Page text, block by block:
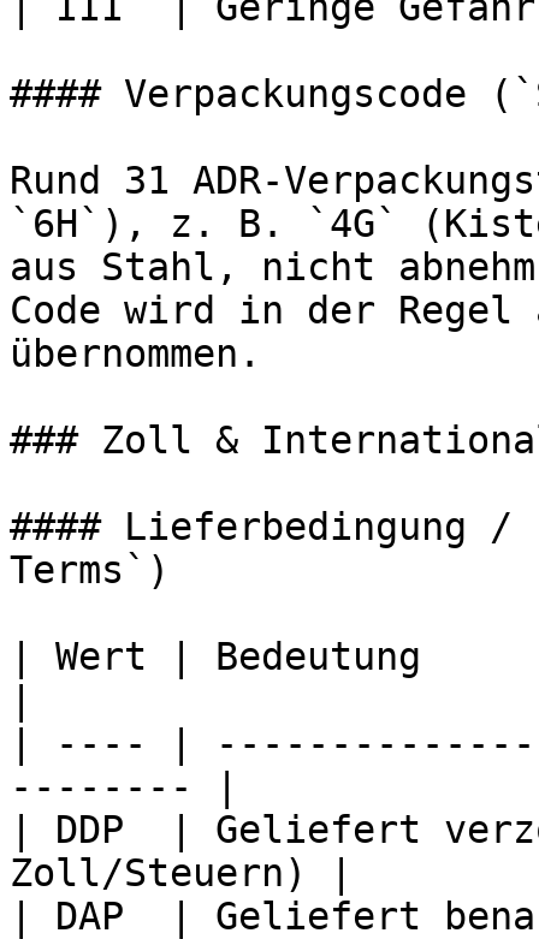
#### Verpackungscode
Rund 31 ADR-
`6H`), z. B. `4G`
aus Stahl, nicht
Code wird in der Regel
übernommen.
### Zoll &
#### Lieferbedingung /
Terms`)
| Wert | Bedeutung
| ---- |
-------- |
| DDP  | Geliefert
Zoll/Steuern) |
| DAP  | Geliefert